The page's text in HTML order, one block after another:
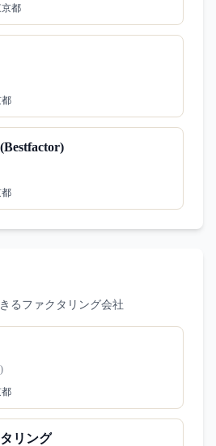
都
るファクタリング会社
リング